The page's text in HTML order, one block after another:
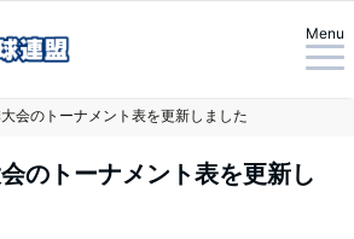
Menu
会のトーナメント表を更新しました
のトーナメント表を更新し